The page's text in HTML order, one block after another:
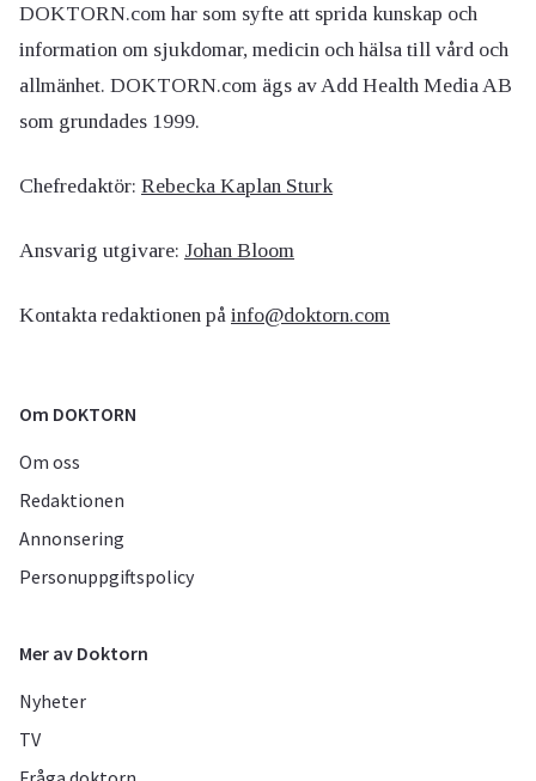
DOKTORN.com har som syfte att sprida kunskap och
information om sjukdomar, medicin och hälsa till vård och
allmänhet. DOKTORN.com ägs av Add Health Media AB
som grundades 1999.
Chefredaktör: Rebecka Kaplan Sturk
Ansvarig utgivare: Johan Bloom
Kontakta redaktionen på info@doktorn.com
Om DOKTORN
Om oss
Redaktionen
Annonsering
Personuppgiftspolicy
Mer av Doktorn
Nyheter
TV